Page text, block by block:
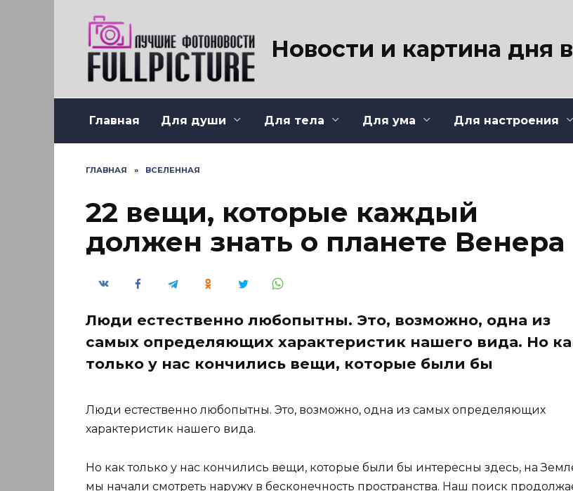
Новости и картина дня
Главная Для души Для тела Для ума Для настроения
ГЛАВНАЯ » ВСЕЛЕННАЯ
22 вещи, которые каждый
должен знать о планете Венера
Люди естественно любопытны. Это, возможно, одна из
самых определяющих характеристик нашего вида. Но
только у нас кончились вещи, которые были бы
Люди естественно любопытны. Это, возможно, одна из самых определяющих
характеристик нашего вида.
Но как только у нас кончились вещи, которые были бы интересны здесь, на
мы начали смотреть наружу в бесконечность пространства. Наш поиск